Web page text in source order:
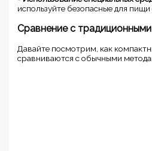
используйте безопасные для пищи
Сравнение с
Давайте посмотрим, как
сравниваются с обычными